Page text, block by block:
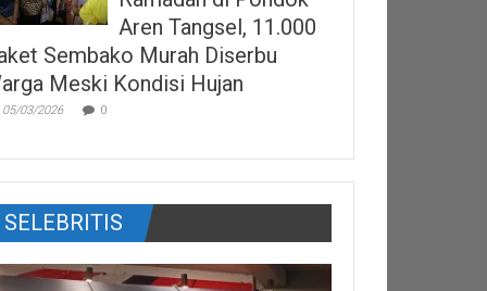
Aren Tangsel, 11.000
Sembako Murah Diserbu
Meski Kondisi Hujan
05/03/2026 0
SELEBRITIS